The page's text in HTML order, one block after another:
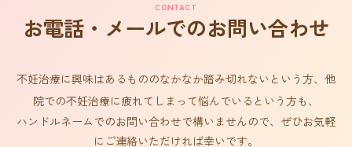
CONTACT
お電話・メールでのお問い合わせ
不妊治療に興味はあるもののなかなか踏み切れないという方、他
院での不妊治療に疲れてしまって悩んでいるという方も、
ハンドルネームでのお問い合わせで構いませんので、ぜひお気軽
にご連絡いただければ幸いです。